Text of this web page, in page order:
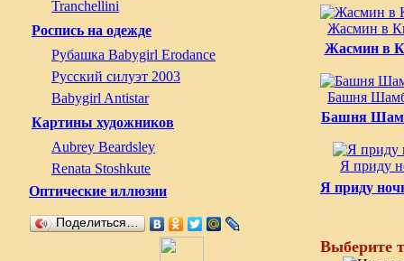
Tranchellini
Роспись на одежде
Рубашка Babygirl Erodance
Русский силуэт 2003
Babygirl Antistar
Картины художников
Aubrey Beardsley
Renata Stoshkute
Оптические иллюзии
Поделиться…
Жасмин в
Жасмин в
Башня
Башня
Я приду
Я приду
Выберите